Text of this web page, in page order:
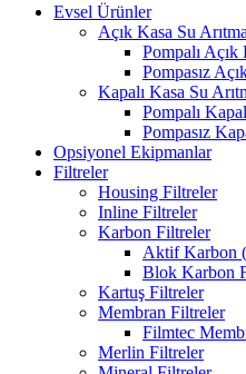
Evsel Ürünler
Açık Kasa Su
Pompalı Açık
Pompasız
Kapalı Kasa Su
Pompalı
Pompasız
Opsiyonel Ekipmanlar
Filtreler
Housing Filtreler
Inline Filtreler
Karbon Filtreler
Aktif Karbon
Blok Karbon
Kartuş Filtreler
Membran Filtreler
Filmtec
Merlin Filtreler